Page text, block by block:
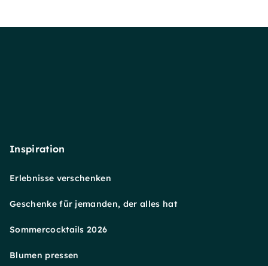
Inspiration
Erlebnisse verschenken
Geschenke für jemanden, der alles hat
Sommercocktails 2026
Blumen pressen